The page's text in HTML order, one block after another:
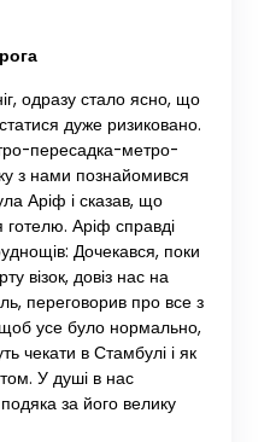
одразу стало ясно, що
дуже ризиковано.
пересадка-метро-
з нами познайомився
Аріф і сказав, що
Аріф справді
Дочекався, поки
візок, довіз нас на
переговорив про все з
усе було нормально,
чекати в Стамбулі і як
У душі в нас
за його велику